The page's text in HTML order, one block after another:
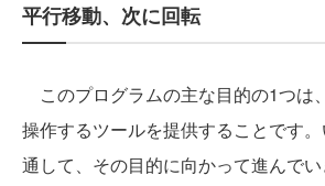
平行移動、次に回転
このプログラムの主な目的の1つは
操作するツールを提供することです
通して、その目的に向かって進んで